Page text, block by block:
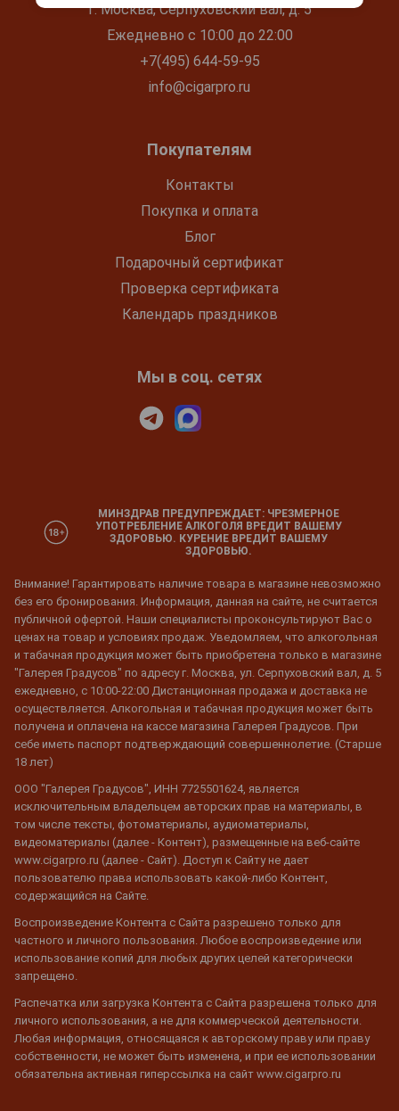
г. Москва, Серпуховский вал, д. 5
Ежедневно с 10:00 до 22:00
+7(495) 644-59-95
info@cigarpro.ru
Покупателям
Контакты
Покупка и оплата
Блог
Подарочный сертификат
Проверка сертификата
Календарь праздников
Мы в соц. сетях
МИНЗДРАВ ПРЕДУПРЕЖДАЕТ: ЧРЕЗМЕРНОЕ
УПОТРЕБЛЕНИЕ АЛКОГОЛЯ ВРЕДИТ ВАШЕМУ
ЗДОРОВЬЮ. КУРЕНИЕ ВРЕДИТ ВАШЕМУ
ЗДОРОВЬЮ.
Внимание! Гарантировать наличие товара в магазине невозможно
без его бронирования. Информация, данная на сайте, не считается
публичной офертой. Наши специалисты проконсультируют Вас о
ценах на товар и условиях продаж. Уведомляем, что алкогольная
и табачная продукция может быть приобретена только в магазине
"Галерея Градусов" по адресу г. Москва, ул. Серпуховский вал, д. 5
ежедневно, с 10:00-22:00 Дистанционная продажа и доставка не
осуществляется. Алкогольная и табачная продукция может быть
получена и оплачена на кассе магазина Галерея Градусов. При
себе иметь паспорт подтверждающий совершеннолетие. (Старше
18 лет)
ООО "Галерея Градусов", ИНН 7725501624, является
исключительным владельцем авторских прав на материалы, в
том числе тексты, фотоматериалы, аудиоматериалы,
видеоматериалы (далее - Контент), размещенные на веб-сайте
www.cigarpro.ru (далее - Сайт). Доступ к Сайту не дает
пользователю права использовать какой-либо Контент,
содержащийся на Сайте.
Воспроизведение Контента с Сайта разрешено только для
частного и личного пользования. Любое воспроизведение или
использование копий для любых других целей категорически
запрещено.
Распечатка или загрузка Контента с Сайта разрешена только для
личного использования, а не для коммерческой деятельности.
Любая информация, относящаяся к авторскому праву или праву
собственности, не может быть изменена, и при ее использовании
обязательна активная гиперссылка на сайт www.cigarpro.ru